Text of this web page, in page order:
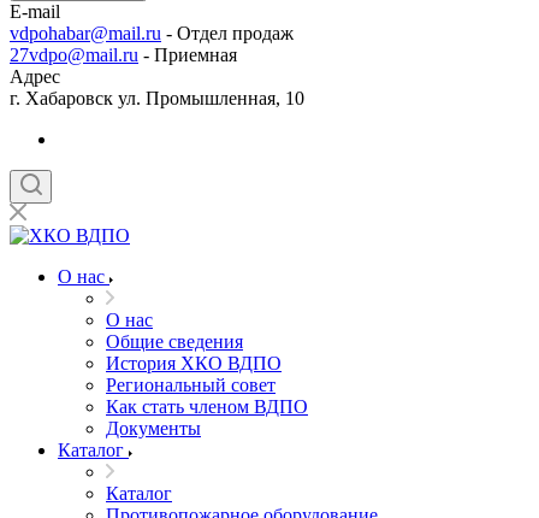
E-mail
vdpohabar@mail.ru - Отдел продаж
27vdpo@mail.ru - Приемная
Адрес
г. Хабаровск ул. Промышленная, 10
О нас
О нас
Общие сведения
История ХКО ВДПО
Региональный совет
Как стать членом ВДПО
Документы
Каталог
Каталог